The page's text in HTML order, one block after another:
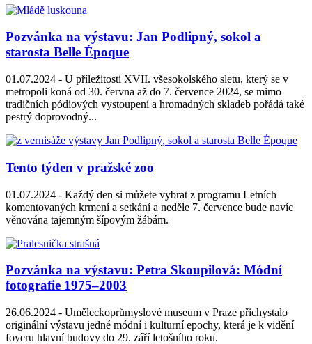
Pozvánka na výstavu: Jan Podlipný, sokol a
starosta Belle Époque
01.07.2024 - U příležitosti XVII. všesokolského sletu, který se v
metropoli koná od 30. června až do 7. července 2024, se mimo
tradičních pódiových vystoupení a hromadných skladeb pořádá také
pestrý doprovodný...
Tento týden v pražské zoo
01.07.2024 - Každý den si můžete vybrat z programu Letních
komentovaných krmení a setkání a neděle 7. července bude navíc
věnována tajemným šípovým žábám.
Pozvánka na výstavu: Petra Skoupilová: Módní
fotografie 1975–2003
26.06.2024 - Uměleckoprůmyslové museum v Praze přichystalo
originální výstavu jedné módní i kulturní epochy, která je k vidění
foyeru hlavní budovy do 29. září letošního roku.